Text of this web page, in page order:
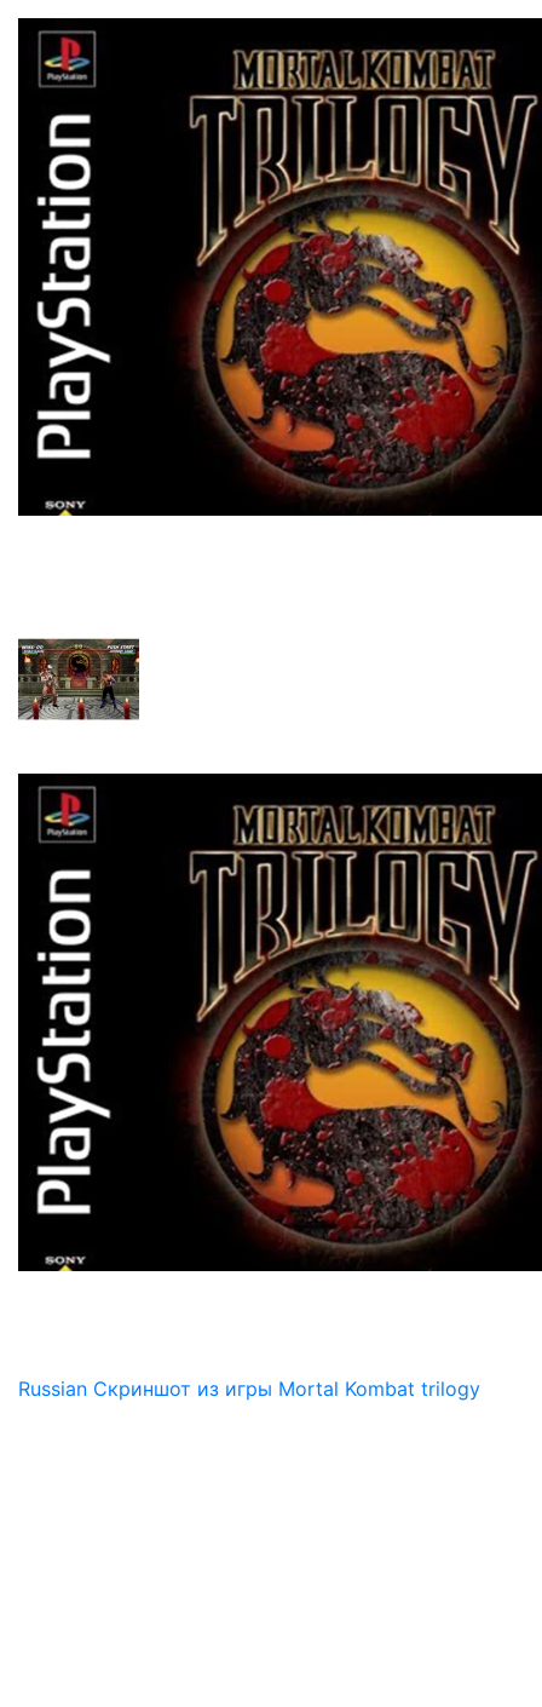
Russian Скриншот из игры Mortal Kombat trilogy